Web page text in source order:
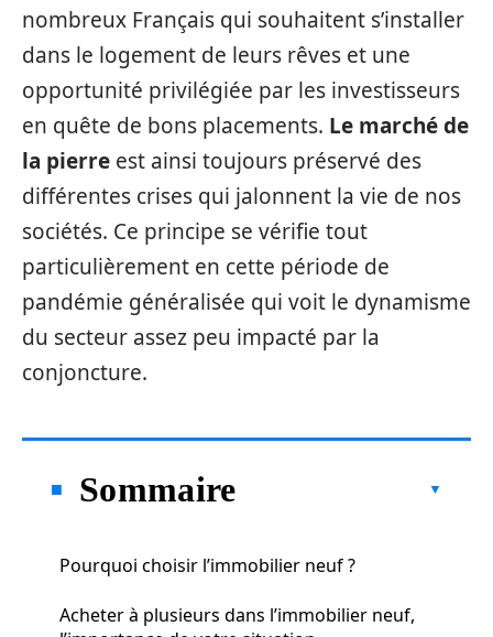
nombreux Français qui souhaitent s’installer
dans le logement de leurs rêves et une
opportunité privilégiée par les investisseurs
en quête de bons placements. Le marché de
la pierre est ainsi toujours préservé des
différentes crises qui jalonnent la vie de nos
sociétés. Ce principe se vérifie tout
particulièrement en cette période de
pandémie généralisée qui voit le dynamisme
du secteur assez peu impacté par la
conjoncture.
Sommaire
Pourquoi choisir l’immobilier neuf ?
Acheter à plusieurs dans l’immobilier neuf,